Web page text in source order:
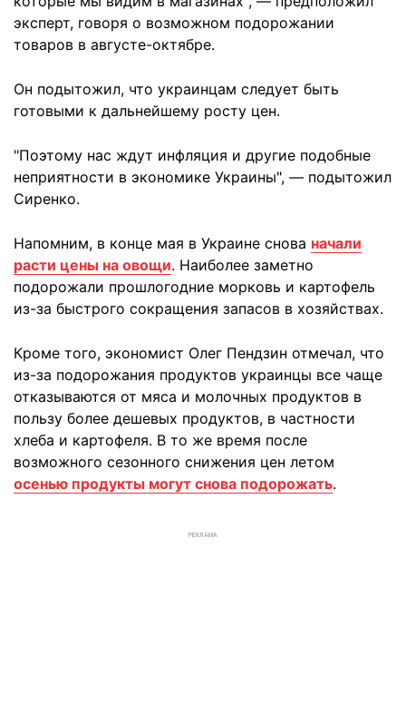
эксперт, говоря о возможном подорожании
товаров в августе-октябре.
Он подытожил, что украинцам следует быть
готовыми к дальнейшему росту цен.
"Поэтому нас ждут инфляция и другие подобные
неприятности в экономике Украины", — подытожил
Сиренко.
Напомним, в конце мая в Украине снова начали
расти цены на овощи. Наиболее заметно
подорожали прошлогодние морковь и картофель
из-за быстрого сокращения запасов в хозяйствах.
Кроме того, экономист Олег Пендзин отмечал, что
из-за подорожания продуктов украинцы все чаще
отказываются от мяса и молочных продуктов в
пользу более дешевых продуктов, в частности
хлеба и картофеля. В то же время после
возможного сезонного снижения цен летом
осенью продукты могут снова подорожать.
РЕКЛАМА